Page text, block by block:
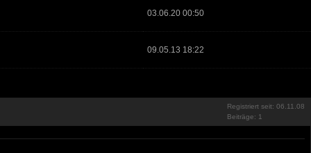
03.06.20 00:50
09.05.13 18:22
Registriert seit: 06.11.08
Beiträge: 1